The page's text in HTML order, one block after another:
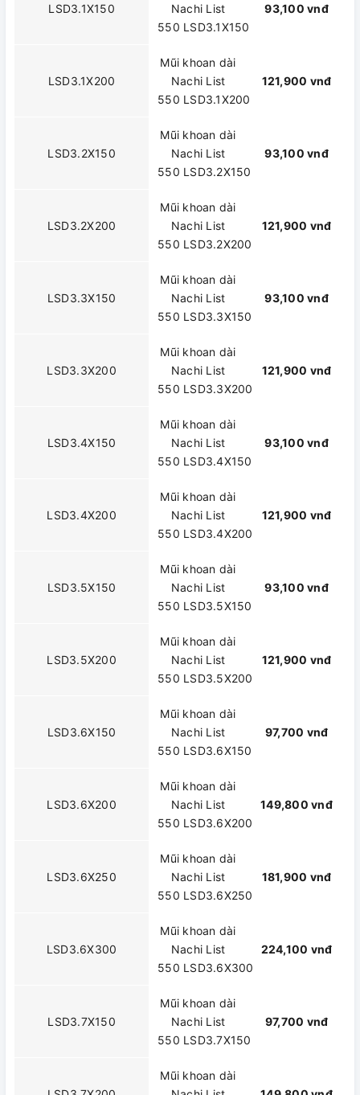
LSD3.1X150
Nachi List
550 LSD3.1X150
93,100 vnđ
LSD3.1X200
Mũi khoan dài
Nachi List
550 LSD3.1X200
121,900 vnđ
LSD3.2X150
Mũi khoan dài
Nachi List
550 LSD3.2X150
93,100 vnđ
LSD3.2X200
Mũi khoan dài
Nachi List
550 LSD3.2X200
121,900 vnđ
LSD3.3X150
Mũi khoan dài
Nachi List
550 LSD3.3X150
93,100 vnđ
LSD3.3X200
Mũi khoan dài
Nachi List
550 LSD3.3X200
121,900 vnđ
LSD3.4X150
Mũi khoan dài
Nachi List
550 LSD3.4X150
93,100 vnđ
LSD3.4X200
Mũi khoan dài
Nachi List
550 LSD3.4X200
121,900 vnđ
LSD3.5X150
Mũi khoan dài
Nachi List
550 LSD3.5X150
93,100 vnđ
LSD3.5X200
Mũi khoan dài
Nachi List
550 LSD3.5X200
121,900 vnđ
LSD3.6X150
Mũi khoan dài
Nachi List
550 LSD3.6X150
97,700 vnđ
LSD3.6X200
Mũi khoan dài
Nachi List
550 LSD3.6X200
149,800 vnđ
LSD3.6X250
Mũi khoan dài
Nachi List
550 LSD3.6X250
181,900 vnđ
LSD3.6X300
Mũi khoan dài
Nachi List
550 LSD3.6X300
224,100 vnđ
LSD3.7X150
Mũi khoan dài
Nachi List
550 LSD3.7X150
97,700 vnđ
Mũi khoan dài